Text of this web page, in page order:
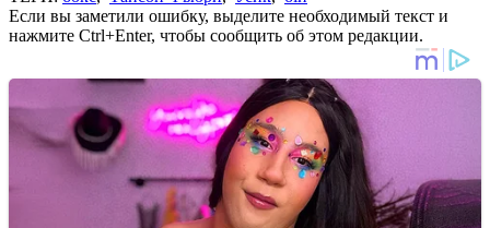
Если вы заметили ошибку, выделите необходимый текст и
нажмите Ctrl+Enter, чтобы сообщить об этом редакции.